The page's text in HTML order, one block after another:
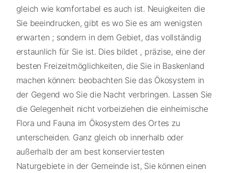
gleich wie komfortabel es auch ist. Neuigkeiten die
Sie beeindrucken, gibt es wo Sie es am wenigsten
erwarten ; sondern in dem Gebiet, das vollständig
erstaunlich für Sie ist. Dies bildet , präzise, eine der
besten Freizeitmöglichkeiten, die Sie in Baskenland
machen können: beobachten Sie das Ökosystem in
der Gegend wo Sie die Nacht verbringen. Lassen Sie
die Gelegenheit nicht vorbeiziehen die einheimische
Flora und Fauna im Ökosystem des Ortes zu
unterscheiden. Ganz gleich ob innerhalb oder
außerhalb der am best konserviertesten
Naturgebiete in der Gemeinde ist, Sie können einen